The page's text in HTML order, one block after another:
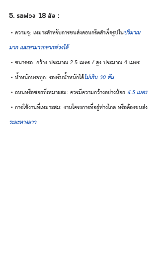
5. รถพ่วง 18 ล้อ :
• ความจุ: เหมาะสำหรับการขนส่งคอนกรีตสำเร็จรูปในปริมาณ
มาก และสามารถลากพ่วงได้
• ขนาดรถ: กว้าง ประมาณ 2.5 เมตร / สูง ประมาณ 4 เมตร
• น้ำหนักบรรทุก: รองรับน้ำหนักได้ไม่เกิน 30 ตัน
• ถนนหรือซอยที่เหมาะสม: ควรมีความกว้างอย่างน้อย 4.5 เมตร
• การใช้งานที่เหมาะสม: งานโครงการที่อยู่ห่างไกล หรือต้องขนส่ง
ระยะทางยาว